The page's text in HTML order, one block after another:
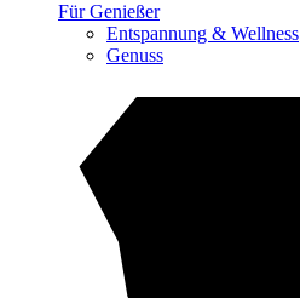
Für Genießer
Entspannung & Wellness
Genuss